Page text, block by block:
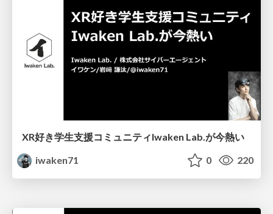
XR好き学生支援コミュニティIwaken Lab.が今熱い
iwaken71
0 220